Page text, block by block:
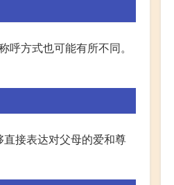
方式也可能有所不同。
接表达对父母的爱和尊